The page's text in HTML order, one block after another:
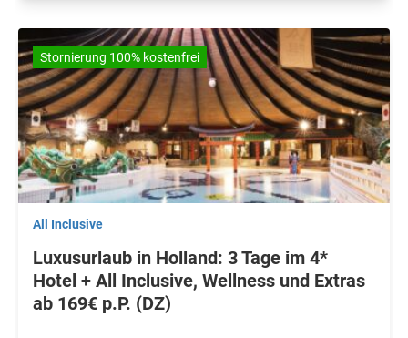
Stornierung 100% kostenfrei
All Inclusive
Luxusurlaub in Holland: 3 Tage im 4*
Hotel + All Inclusive, Wellness und Extras
ab 169€ p.P. (DZ)